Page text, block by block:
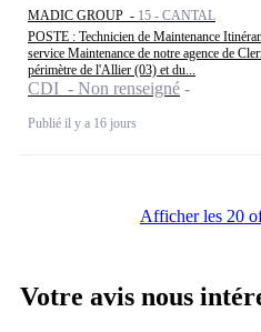
MADIC GROUP - 15 - CANTAL
POSTE : Technicien de Maintenance
service Maintenance de notre agence de
périmètre de l'Allier (03) et du...
CDI - Non renseigné
Publié il y a 16 jours
Afficher les 20
Votre avis nous